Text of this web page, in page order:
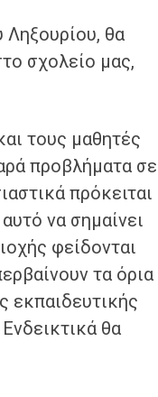
θα
σχολείο μας,
τους μαθητές
προβλήματα σε
πρόκειται
να σημαίνει
φείδονται
τα όρια
εκπαιδευτικής
θα